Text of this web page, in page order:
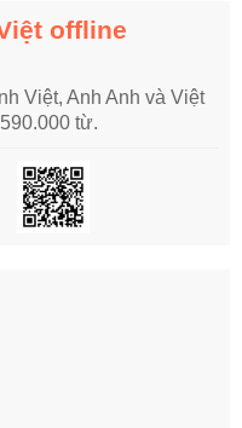
offline
Việt, Anh Anh và Việt
từ.